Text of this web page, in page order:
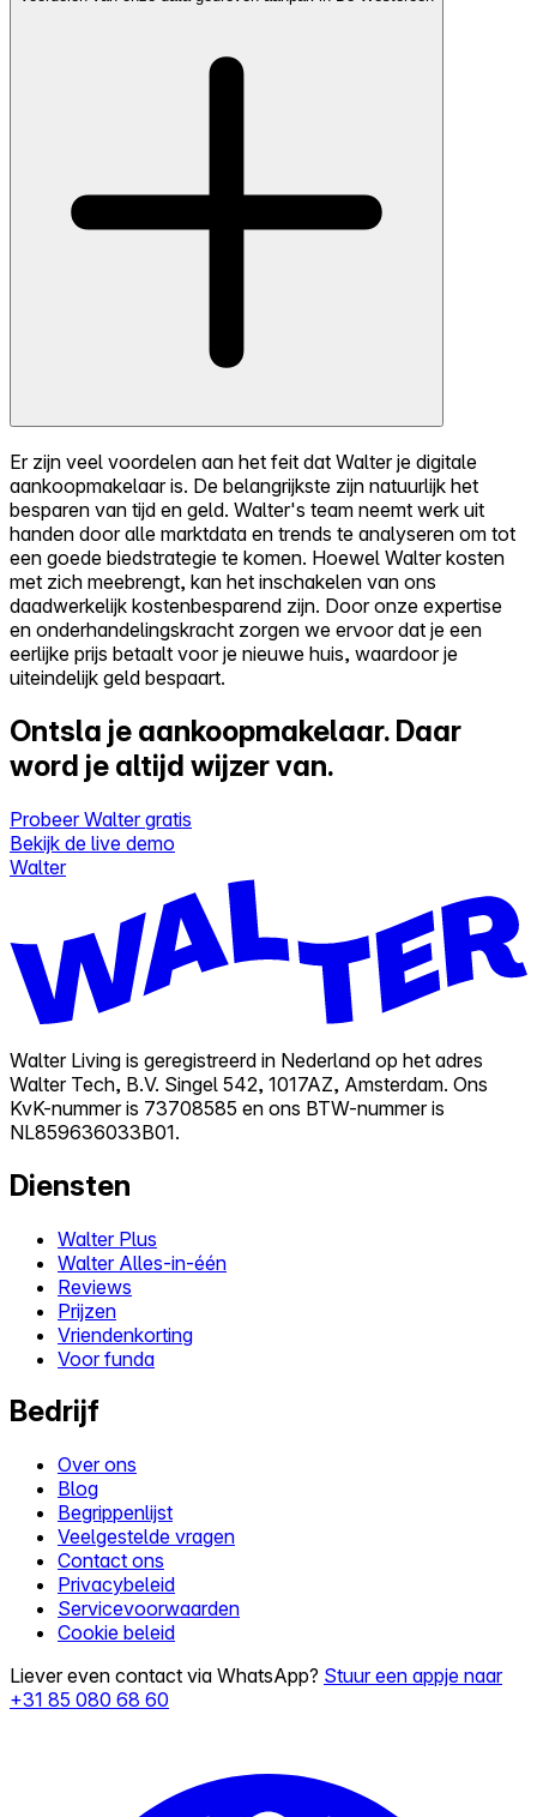
Er zijn veel voordelen aan het feit dat Walter je digitale
aankoopmakelaar is. De belangrijkste zijn natuurlijk het
besparen van tijd en geld. Walter's team neemt werk uit
handen door alle marktdata en trends te analyseren om tot
een goede biedstrategie te komen. Hoewel Walter kosten
met zich meebrengt, kan het inschakelen van ons
daadwerkelijk kostenbesparend zijn. Door onze expertise
en onderhandelingskracht zorgen we ervoor dat je een
eerlijke prijs betaalt voor je nieuwe huis, waardoor je
uiteindelijk geld bespaart.
Ontsla je aankoopmakelaar. Daar
word je altijd wijzer van.
Probeer Walter gratis
Bekijk de live demo
Walter
Walter Living is geregistreerd in Nederland op het adres
Walter Tech, B.V. Singel 542, 1017AZ, Amsterdam. Ons
KvK-nummer is 73708585 en ons BTW-nummer is
NL859636033B01.
Diensten
Walter Plus
Walter Alles-in-één
Reviews
Prijzen
Vriendenkorting
Voor funda
Bedrijf
Over ons
Blog
Begrippenlijst
Veelgestelde vragen
Contact ons
Privacybeleid
Servicevoorwaarden
Cookie beleid
Liever even contact via WhatsApp? Stuur een appje naar
+31 85 080 68 60